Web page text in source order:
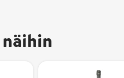
näihin